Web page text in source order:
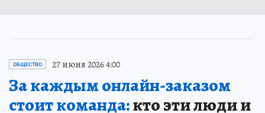
ОБЩЕСТВО 27 июня 2026 4:00
За каждым онлайн-заказом
стоит команда:кто эти люди и